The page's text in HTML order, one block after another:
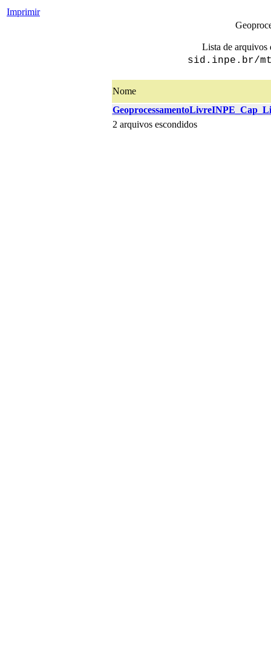
Imprimir
Lista de arquivos
sid.inpe.br/
Nome
2 arquivos escondidos